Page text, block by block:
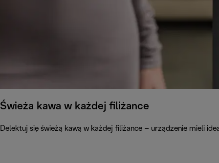
Świeża kawa w każdej filiżance
Delektuj się świeżą kawą w każdej filiżance – urządzenie mieli